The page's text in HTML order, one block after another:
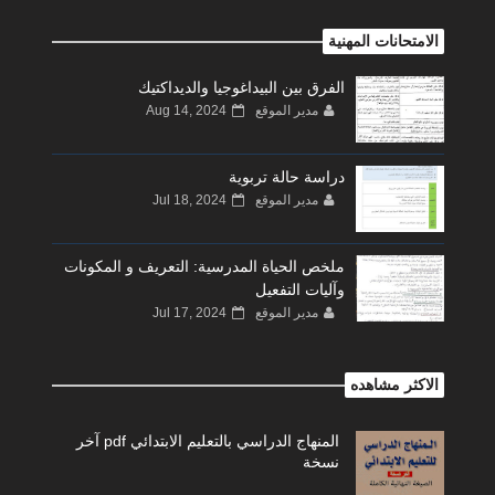
الامتحانات المهنية
الفرق بين البيداغوجيا والديداكتيك
مدير الموقع Aug 14, 2024
دراسة حالة تربوية
مدير الموقع Jul 18, 2024
ملخص الحياة المدرسية: التعريف و المكونات
وآليات التفعيل
مدير الموقع Jul 17, 2024
الاكثر مشاهده
المنهاج الدراسي بالتعليم الابتدائي pdf آخر
نسخة